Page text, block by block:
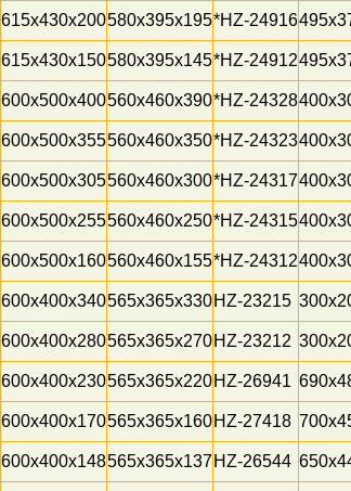
615x430x200580x395x195*HZ-24916
615x430x150580x395x145*HZ-24912
600x500x400560x460x390*HZ-24328
600x500x355560x460x350*HZ-24323
600x500x305560x460x300*HZ-24317
600x500x255560x460x250*HZ-24315
600x500x160560x460x155*HZ-24312
600x400x340565x365x330HZ-23215
600x400x280565x365x270HZ-23212
600x400x230565x365x220HZ-26941
600x400x170565x365x160HZ-27418
600x400x148565x365x137 HZ-26544